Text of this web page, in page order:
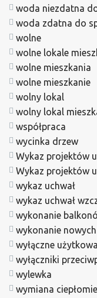
woda niezdatna
woda zdatna do
wolne
wolne lokale
wolne mieszkania
wolne mieszkanie
wolny lokal
wolny lokal
współpraca
wycinka drzew
Wykaz projektów
Wykaz projektów
wykaz uchwał
wykaz uchwał
wykonanie
wykonanie
wyłączne
wyłączniki
wylewka
wymiana